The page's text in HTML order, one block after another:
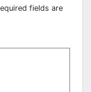
fields are